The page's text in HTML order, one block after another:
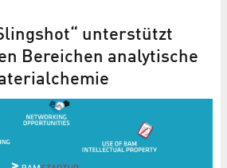
unterstützt
Bereichen analytische